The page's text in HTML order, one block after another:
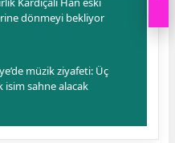
dönmeyi bekliyor
müzik ziyafeti: Üç
isim sahne alacak